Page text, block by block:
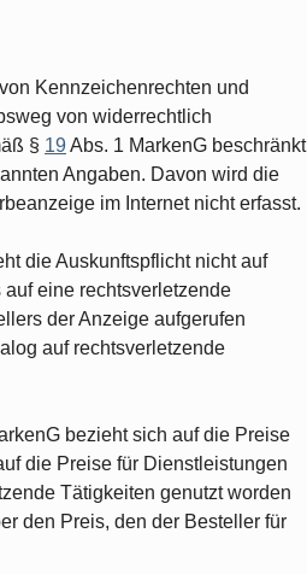
Kennzeichenrechten und
von widerrechtlich
§ 19Abs. 1 MarkenG beschränkt
Angaben. Davon wird die
im Internet nicht erfasst.
die Auskunftspflicht nicht auf
eine rechtsverletzende
der Anzeige aufgerufen
auf rechtsverletzende
bezieht sich auf die Preise
die Preise für Dienstleistungen
Tätigkeiten genutzt worden
den Preis, den der Besteller für